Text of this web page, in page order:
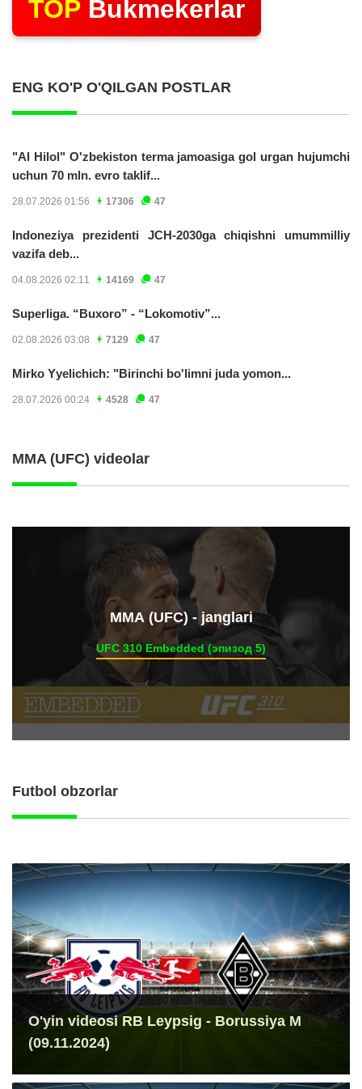
TOP Bukmekerlar
ENG KO'P O'QILGAN POSTLAR
"Al Hilol" O'zbekiston terma jamoasiga gol urgan hujumchi
uchun 70 mln. evro taklif...
28.07.2026 01:56 17306 47
Indoneziya prezidenti JCH-2030ga chiqishni umummilliy
vazifa deb...
04.08.2026 02:11 14169 47
Superliga. “Buxoro” - “Lokomotiv”...
02.08.2026 03:08 7129 47
Mirko Yyelichich: "Birinchi bo'limni juda yomon...
28.07.2026 00:24 4528 47
MMA (UFC) videolar
ММА (UFC) - janglari
UFC 310 Embedded (эпизод 5)
Futbol obzorlar
O'yin videosi RB Leypsig - Borussiya M
(09.11.2024)